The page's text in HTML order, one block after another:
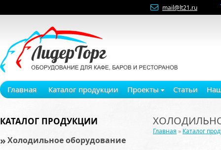
mail@lt21.ru
Главная Каталог продукции Проекты Статьи
КАТАЛОГ ПРОДУКЦИИ
»Холодильное оборудование
Главная » Каталог